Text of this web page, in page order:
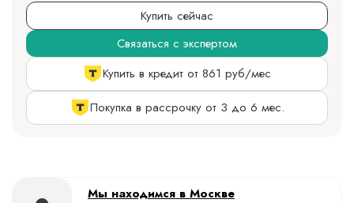
Купить сейчас
Связаться с экспертом
Купить в кредит от 861 руб/мес
Покупка в рассрочку от 3 до 6 мес.
Мы находимся в Москве